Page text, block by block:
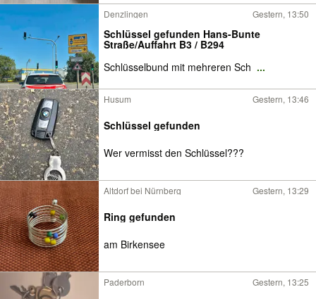
Denzlingen Gestern, 13:50
Schlüssel gefunden Hans-Bunte
Straße/Auffahrt B3 / B294
Schlüsselbund mit mehreren Sch ...
Husum Gestern, 13:46
Schlüssel gefunden
Wer vermisst den Schlüssel???
Altdorf bei Nürnberg Gestern, 13:29
Ring gefunden
am Birkensee
Paderborn Gestern, 13:25